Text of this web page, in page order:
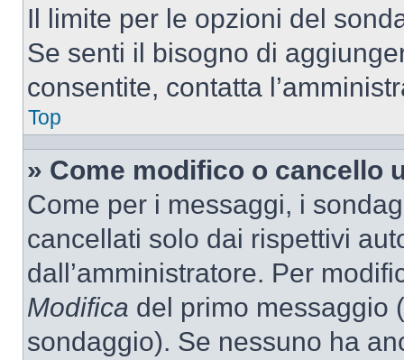
Il limite per le opzioni del
Se senti il bisogno di
consentite, contatta
Top
» Come modifico o cancello
Come per i messaggi, i
cancellati solo dai rispettivi
dall’amministratore. Per
Modifica del primo messaggio
sondaggio). Se nessuno ha